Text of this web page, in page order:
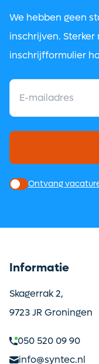
We hebben geen
inschrijven.
inschrijfformulier
Ontvang
Informatie
Skagerrak 2,
9723 JR Groningen
050 520 09 90
info@syntec.nl